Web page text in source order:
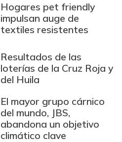
Hogares pet friendly
impulsan auge de
textiles resistentes
Resultados de las
loterías de la Cruz Roja y
del Huila
El mayor grupo cárnico
del mundo, JBS,
abandona un objetivo
climático clave